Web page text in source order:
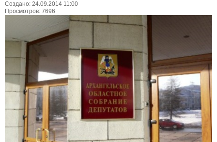
Создано: 24.09.2014 11:00
Просмотров: 7696